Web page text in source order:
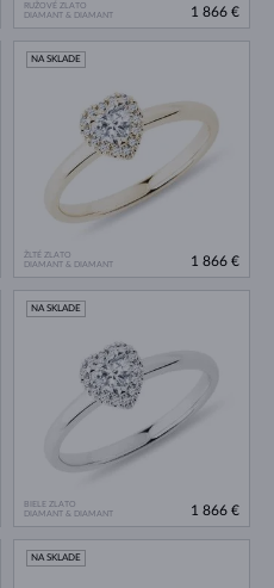
RUŽOVÉ ZLATO
DIAMANT & DIAMANT
1 866 €
ŽLTÉ ZLATO
DIAMANT & DIAMANT
NA SKLADE
1 866 €
BIELE ZLATO
DIAMANT & DIAMANT
NA SKLADE
1 866 €
NA SKLADE